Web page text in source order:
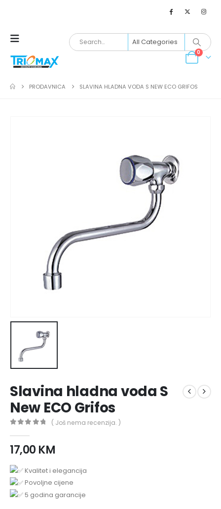
0
PRODAVNICA SLAVINA HLADNA VODA S NEW ECO GRIFOS
Slavina hladna voda S
New ECO Grifos
( Još nema recenzija. )
17,00 KM
Kvalitet i elegancija
Povoljne cijene
5 godina garancije